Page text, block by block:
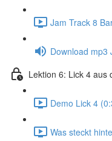
Jam Track 8
Download mp3
Lektion 6: Lick 4 aus
Demo Lick 4
Was steckt